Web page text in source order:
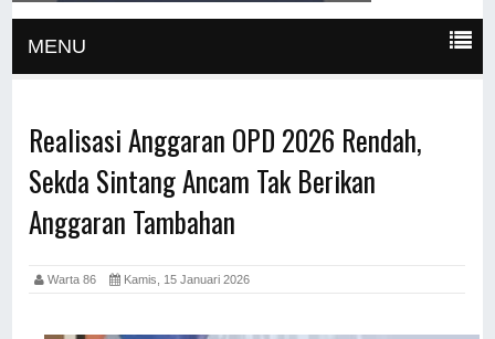
MENU
Realisasi Anggaran OPD 2026 Rendah,
Sekda Sintang Ancam Tak Berikan
Anggaran Tambahan
Warta 86 Kamis, 15 Januari 2026